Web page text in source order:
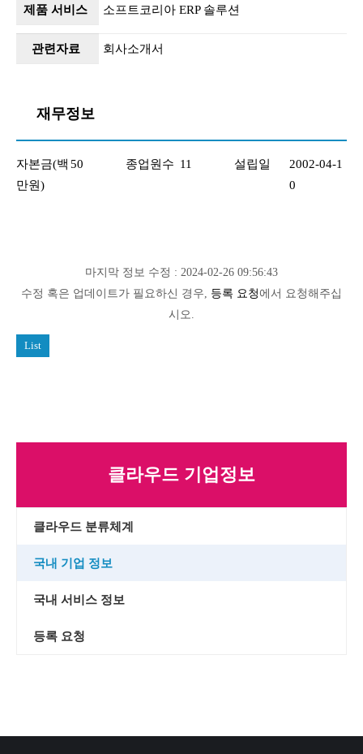
제품 서비스 소프트코리아 ERP 솔루션
관련자료 회사소개서
재무정보
자본금(백
만원)
50 종업원수 11 설립일
2002-04-1
0
마지막 정보 수정 : 2024-02-26 09:56:43
수정 혹은 업데이트가 필요하신 경우, 등록 요청에서 요청해주십
시오.
List
클라우드 기업정보
클라우드 분류체계
국내 기업 정보
국내 서비스 정보
등록 요청